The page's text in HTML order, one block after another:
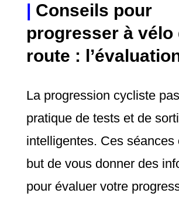
Conseils pour
progresser à vélo
route :
La progression cycliste
pratique de tests et de
intelligentes. Ces séances
but de vous donner des
pour évaluer votre